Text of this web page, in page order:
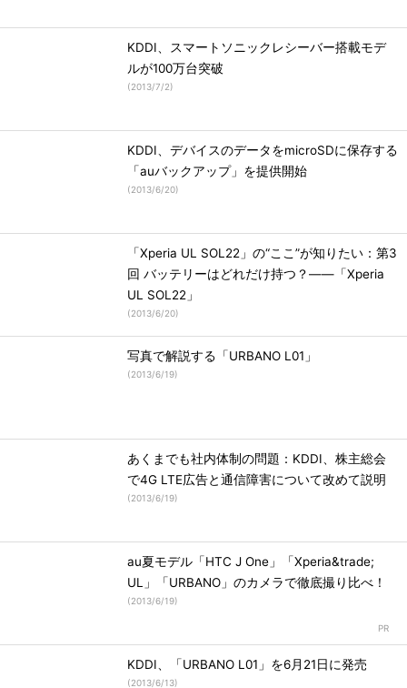
KDDI、スマートソニックレシーバー搭載モデ
ルが100万台突破
(2013/7/2)
KDDI、デバイスのデータをmicroSDに保存する
「auバックアップ」を提供開始
(2013/6/20)
「Xperia UL SOL22」の“ここ”が知りたい：第3
回 バッテリーはどれだけ持つ？――「Xperia
UL SOL22」
(2013/6/20)
写真で解説する「URBANO L01」
(2013/6/19)
あくまでも社内体制の問題：KDDI、株主総会
で4G LTE広告と通信障害について改めて説明
(2013/6/19)
au夏モデル「HTC J One」「Xperia&trade;
UL」「URBANO」のカメラで徹底撮り比べ！
(2013/6/19)
KDDI、「URBANO L01」を6月21日に発売
(2013/6/13)